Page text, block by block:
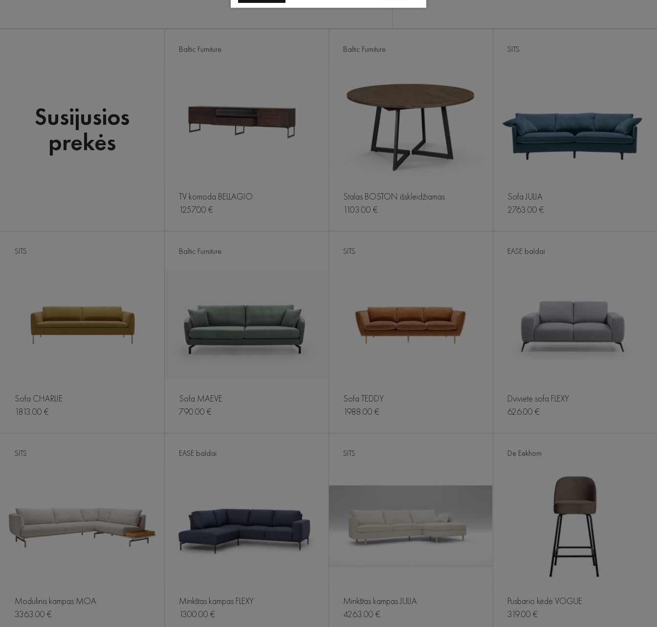
Susijusios
prekės
Baltic Furniture
TV komoda BELLAGIO
1257.00 €
Baltic Furniture
Stalas BOSTON išskleidžiamas
1103.00 €
SITS
Sofa JULIA
2763.00 €
SITS
Sofa CHARLIE
1813.00 €
Baltic Furniture
Sofa MAEVE
790.00 €
SITS
Sofa TEDDY
1988.00 €
EASE baldai
Dvivietė sofa FLEXY
626.00 €
SITS
Modulinis kampas MOA
3363.00 €
EASE baldai
Minkštas kampas FLEXY
1300.00 €
SITS
Minkštas kampas JULIA
4263.00 €
De Eekhorn
Pusbario kėdė VOGUE
319.00 €